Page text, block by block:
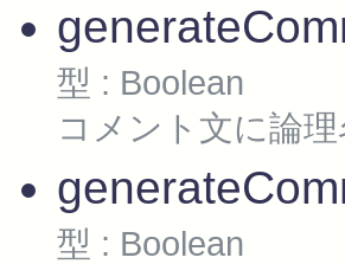
型 : Boolean
コメント文に論
型 : Boolean